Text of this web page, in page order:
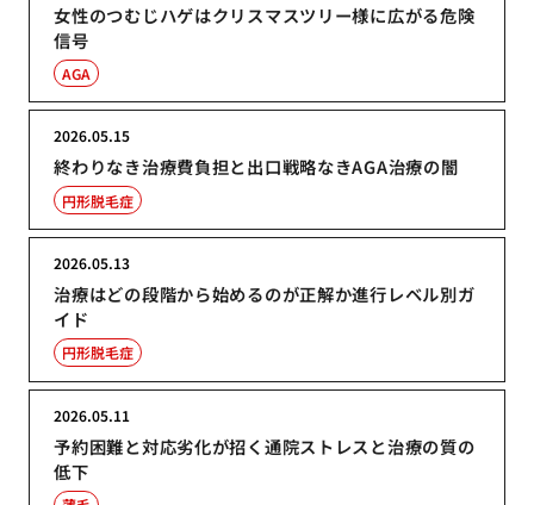
女性のつむじハゲはクリスマスツリー様に広がる危険
信号
AGA
終わりなき治療費負担と出口戦略なきAGA治療の闇
2026.05.15
円形脱毛症
治療はどの段階から始めるのが正解か進行レベル別ガ
イド
2026.05.13
円形脱毛症
予約困難と対応劣化が招く通院ストレスと治療の質の
低下
2026.05.11